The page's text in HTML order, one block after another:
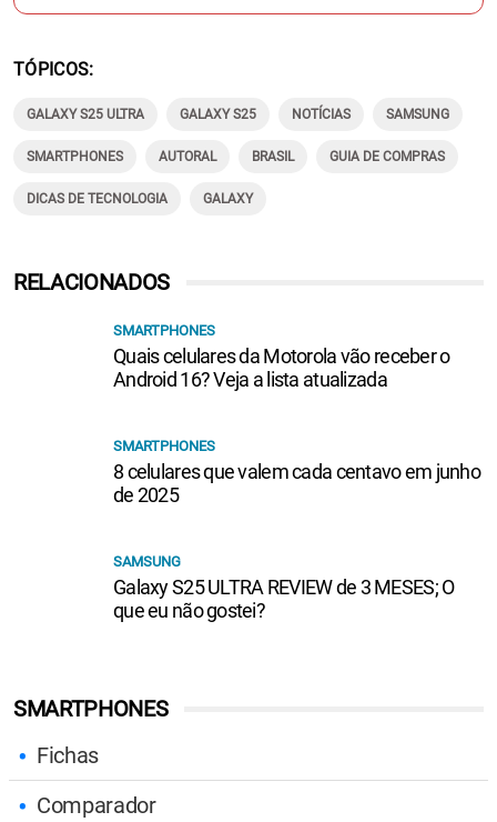
TÓPICOS
GALAXY S25 ULTRA GALAXY S25 NOTÍCIAS SAMSUNG
SMARTPHONES AUTORAL BRASIL GUIA DE COMPRAS
DICAS DE TECNOLOGIA GALAXY
SMARTPHONES
Fichas
Comparador
RELACIONADOS
SMARTPHONES
Quais celulares da Motorola vão receber o
Android 16? Veja a lista atualizada
SMARTPHONES
8 celulares que valem cada centavo em junho
de 2025
SAMSUNG
Galaxy S25 ULTRA REVIEW de 3 MESES; O
que eu não gostei?